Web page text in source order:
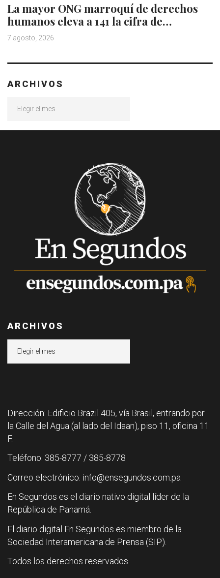
La mayor ONG marroquí de derechos
humanos eleva a 141 la cifra de…
7 agosto, 2026
ARCHIVOS
ARCHIVOS
Dirección: Edificio Brazil 405, vía Brasil, entrando por
la Calle del Agua (al lado del Idaan), piso 11, oficina 11
F.
Teléfono: 385-8777 / 385-8778
Correo electrónico: info@ensegundos.com.pa
En Segundos es el diario nativo digital líder de la
República de Panamá.
El diario digital En Segundos es miembro de la
Sociedad Interamericana de Prensa (SIP).
Todos los derechos reservados.